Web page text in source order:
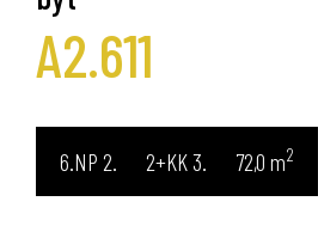
A2.611
6.NP 2+KK 72,0 m2